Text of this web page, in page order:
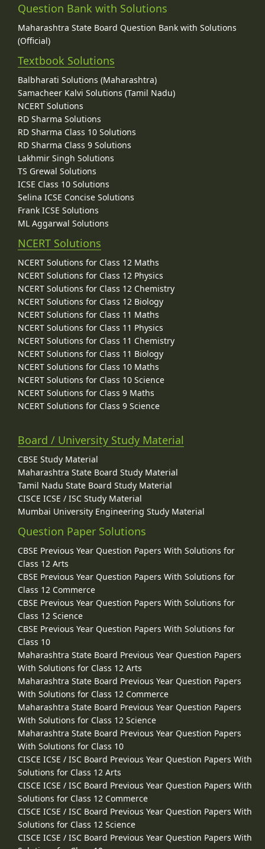
Question Bank with Solutions
Maharashtra State Board Question Bank with Solutions
(Official)
Textbook Solutions
Balbharati Solutions (Maharashtra)
Samacheer Kalvi Solutions (Tamil Nadu)
NCERT Solutions
RD Sharma Solutions
RD Sharma Class 10 Solutions
RD Sharma Class 9 Solutions
Lakhmir Singh Solutions
TS Grewal Solutions
ICSE Class 10 Solutions
Selina ICSE Concise Solutions
Frank ICSE Solutions
ML Aggarwal Solutions
NCERT Solutions
NCERT Solutions for Class 12 Maths
NCERT Solutions for Class 12 Physics
NCERT Solutions for Class 12 Chemistry
NCERT Solutions for Class 12 Biology
NCERT Solutions for Class 11 Maths
NCERT Solutions for Class 11 Physics
NCERT Solutions for Class 11 Chemistry
NCERT Solutions for Class 11 Biology
NCERT Solutions for Class 10 Maths
NCERT Solutions for Class 10 Science
NCERT Solutions for Class 9 Maths
NCERT Solutions for Class 9 Science
Board / University Study Material
CBSE Study Material
Maharashtra State Board Study Material
Tamil Nadu State Board Study Material
CISCE ICSE / ISC Study Material
Mumbai University Engineering Study Material
Question Paper Solutions
CBSE Previous Year Question Papers With Solutions for
Class 12 Arts
CBSE Previous Year Question Papers With Solutions for
Class 12 Commerce
CBSE Previous Year Question Papers With Solutions for
Class 12 Science
CBSE Previous Year Question Papers With Solutions for
Class 10
Maharashtra State Board Previous Year Question Papers
With Solutions for Class 12 Arts
Maharashtra State Board Previous Year Question Papers
With Solutions for Class 12 Commerce
Maharashtra State Board Previous Year Question Papers
With Solutions for Class 12 Science
Maharashtra State Board Previous Year Question Papers
With Solutions for Class 10
CISCE ICSE / ISC Board Previous Year Question Papers With
Solutions for Class 12 Arts
CISCE ICSE / ISC Board Previous Year Question Papers With
Solutions for Class 12 Commerce
CISCE ICSE / ISC Board Previous Year Question Papers With
Solutions for Class 12 Science
CISCE ICSE / ISC Board Previous Year Question Papers With